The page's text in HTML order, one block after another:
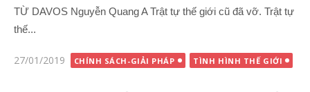
TỪ DAVOS Nguyễn Quang A Trật tự thế giới cũ đã vỡ. Trật tự
thế...
Đăng
27/01/2019 CHÍNH SÁCH-GIẢI PHÁP TÌNH HÌNH THẾ GIỚI